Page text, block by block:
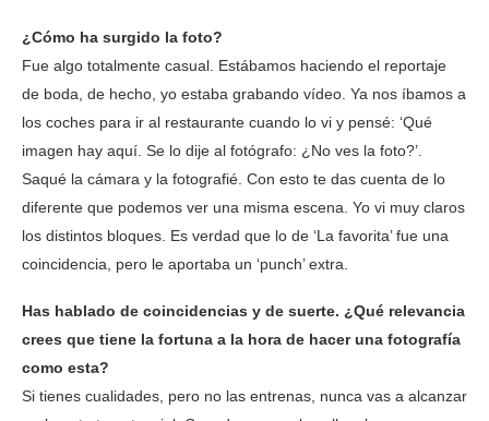
¿Cómo ha surgido la foto?
Fue algo totalmente casual. Estábamos haciendo el reportaje
de boda, de hecho, yo estaba grabando vídeo. Ya nos íbamos a
los coches para ir al restaurante cuando lo vi y pensé: ‘Qué
imagen hay aquí. Se lo dije al fotógrafo: ¿No ves la foto?’.
Saqué la cámara y la fotografié. Con esto te das cuenta de lo
diferente que podemos ver una misma escena. Yo vi muy claros
los distintos bloques. Es verdad que lo de ‘La favorita’ fue una
coincidencia, pero le aportaba un ‘punch’ extra.
Has hablado de coincidencias y de suerte. ¿Qué relevancia
crees que tiene la fortuna a la hora de hacer una fotografía
como esta?
Si tienes cualidades, pero no las entrenas, nunca vas a alcanzar